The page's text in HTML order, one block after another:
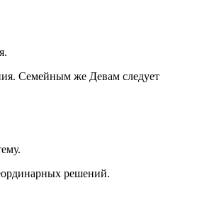
Семейным же Девам следует
решений.